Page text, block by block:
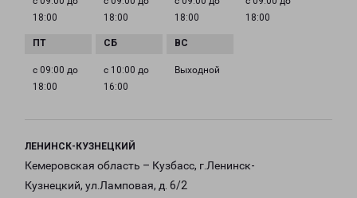
18:00
18:00
18:00
18:00
с 09:00 до
18:00
с 10:00 до
16:00
Выходной
ЛЕНИНСК-КУЗНЕЦКИЙ
Кемеровская область – Кузбасс, г.Ленинск-
Кузнецкий, ул.Ламповая, д. 6/2